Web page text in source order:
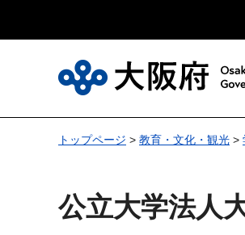
トップページ > 教育・文化・観光 >
公立大学法人